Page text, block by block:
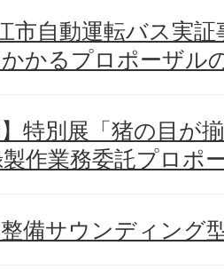
市自動運転バス実
かるプロポーザル
】特別展「猪の目が
作業務委託プロポ
備サウンディング